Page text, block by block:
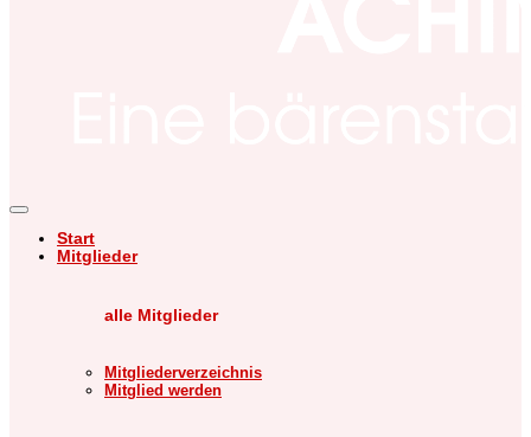
Start
Mitglieder
alle Mitglieder
Mitgliederverzeichnis
Mitglied werden